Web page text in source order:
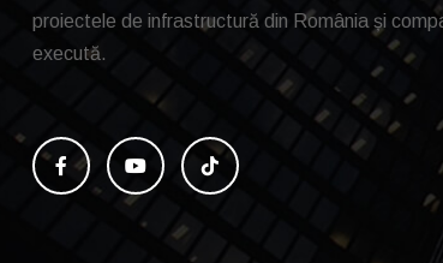
proiectele de infrastructură din România și
execută.